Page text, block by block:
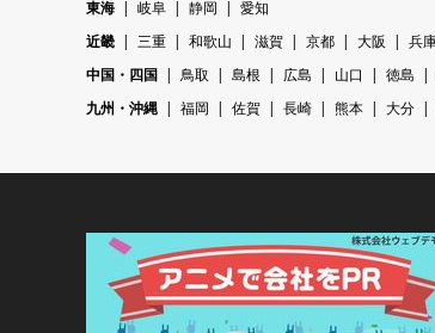
東海
岐阜 静岡
愛知
近畿
三重 和歌山 滋賀 京都 大阪 兵
中国・四国
鳥取 島根 広島 山口 徳島
九州・沖縄
福岡 佐賀 長崎 熊本 大分